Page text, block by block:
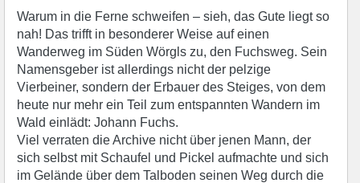
Warum in die Ferne schweifen – sieh, das Gute liegt so
nah! Das trifft in besonderer Weise auf einen
Wanderweg im Süden Wörgls zu, den Fuchsweg. Sein
Namensgeber ist allerdings nicht der pelzige
Vierbeiner, sondern der Erbauer des Steiges, von dem
heute nur mehr ein Teil zum entspannten Wandern im
Wald einlädt: Johann Fuchs.
Viel verraten die Archive nicht über jenen Mann, der
sich selbst mit Schaufel und Pickel aufmachte und sich
im Gelände über dem Talboden seinen Weg durch die